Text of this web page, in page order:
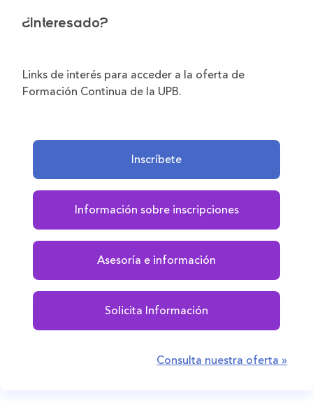
¿Interesado?
Links de interés para acceder a la oferta de
Formación Continua de la UPB.
Inscríbete
Información sobre inscripciones
Asesoría e información
Solicita Información
Consulta nuestra oferta »